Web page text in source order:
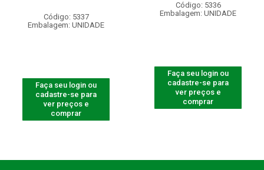
Código: 5337
Embalagem: UNIDADE
Faça seu login ou
cadastre-se para
ver preços e
comprar
Código: 5336
Embalagem: UNIDADE
Faça seu login ou
cadastre-se para
ver preços e
comprar